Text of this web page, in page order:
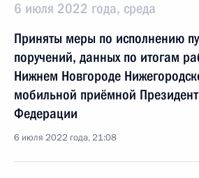
6 июля 2022 года, среда
Приняты меры по исполнению
поручений, данных по итогам
Нижнем Новгороде
мобильной приёмной
Федерации
6 июля 2022 года, 21:08